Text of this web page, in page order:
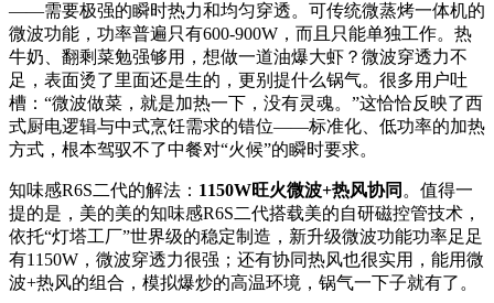
——需要极强的瞬时热力和均匀穿透。可传统微蒸烤一体机的
微波功能，功率普遍只有600-900W，而且只能单独工作。热
牛奶、翻剩菜勉强够用，想做一道油爆大虾？微波穿透力不
足，表面烫了里面还是生的，更别提什么锅气。很多用户吐
槽：“微波做菜，就是加热一下，没有灵魂。”这恰恰反映了西
式厨电逻辑与中式烹饪需求的错位——标准化、低功率的加热
方式，根本驾驭不了中餐对“火候”的瞬时要求。
知味感R6S二代的解法： 1150W旺火微波+热风协同 。值得一
提的是，美的美的知味感R6S二代搭载美的自研磁控管技术，
依托“灯塔工厂”世界级的稳定制造，新升级微波功能功率足足
有1150W，微波穿透力很强；还有协同热风也很实用，能用微
波+热风的组合，模拟爆炒的高温环境，锅气一下子就有了。